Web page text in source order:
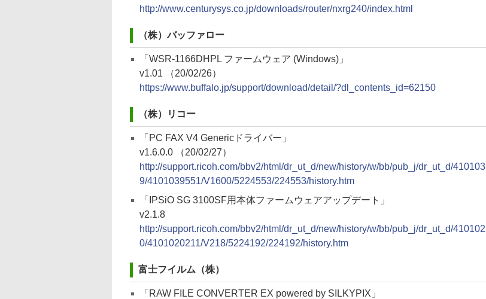
http://www.centurysys.co.jp/downloads/router/nxrg240/index.html
（株）バッファロー
「WSR-1166DHPL ファームウェア (Windows)」
v1.01 （20/02/26）
https://www.buffalo.jp/support/download/detail/?dl_contents_id=62150
（株）リコー
「PC FAX V4 Genericドライバー」
v1.6.0.0 （20/02/27）
http://support.ricoh.com/bbv2/html/dr_ut_d/new/history/w/bb/pub_j/dr_ut_d/410103
9/4101039551/V1600/5224553/224553/history.htm
「IPSiO SG 3100SF用本体ファームウェアアップデート」
v2.1.8
http://support.ricoh.com/bbv2/html/dr_ut_d/new/history/w/bb/pub_j/dr_ut_d/410102
0/4101020211/V218/5224192/224192/history.htm
富士フイルム（株）
「RAW FILE CONVERTER EX powered by SILKYPIX」